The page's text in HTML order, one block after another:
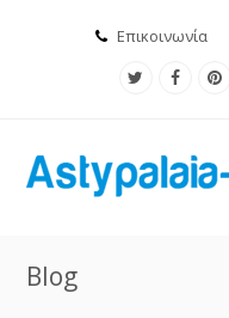
Επικοινωνία
Blog